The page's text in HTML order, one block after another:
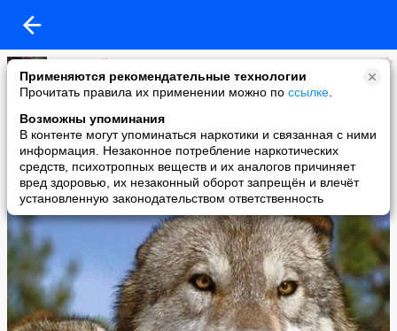
Применяются рекомендательные технологии
Прочитать правила их применении можно по ссылке
Возможны упоминания
В контенте могут упоминаться наркотики и связанная с ними
информация. Незаконное потребление наркотических
средств, психотропных веществ и их аналогов причиняет
вред здоровью, их незаконный оборот запрещён и влечёт
установленную законодательством ответственность
Бешиный
added a photo
05 Feb в 18:49